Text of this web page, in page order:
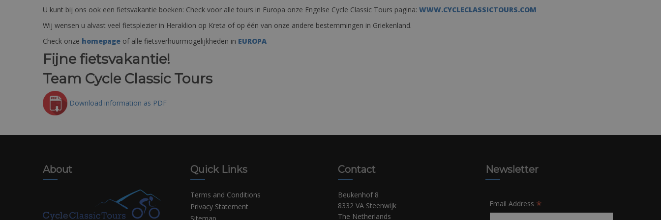
U kunt bij ons ook een fietsvakantie boeken: Check voor alle tours in Europa onze Engelse Cycle Classic Tours pagina: WWW.CYCLECLASSICTOURS.COM
Wij wensen u alvast veel fietsplezier in Heraklion op Kreta of op één van onze andere bestemmingen in Griekenland.
Check onze homepage of alle fietsverhuurmogelijkheden in EUROPA
Fijne fietsvakantie!
Team Cycle Classic Tours
Download information as PDF
About Quick Links
Terms and Conditions
Privacy Statement
Contact
Beukenhof 8
8332 VA Steenwijk
The Netherlands
Newsletter
Email Address *